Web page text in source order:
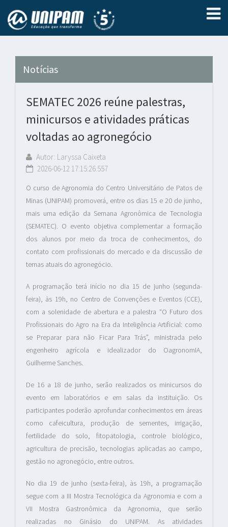
Notícias
SEMATEC 2026 reúne palestras,
minicursos e atividades práticas
voltadas ao agronegócio
Autor: Laryssa Caixeta
2026-06-12 17:15:26.557
O curso de Agronomia do Centro Universitário de Patos de
Minas (UNIPAM) promoverá, entre os dias 15 e 20 de junho,
mais uma edição da Semana Agronômica de Tecnologia
(SEMATEC). O evento objetiva complementar a formação
dos alunos por meio da troca de conhecimentos, do
contato com profissionais do mercado e da discussão de
temas atuais do agronegócio.
A programação terá início no dia 15 de junho (segunda-
feira), às 19h, no Centro de Convenções e Eventos (CCE),
com a solenidade de abertura e a palestra “O Futuro dos
Profissionais do Agro na Era da Inteligência Artificial: como
se Preparar para não Ficar Para Trás”, ministrada pelo
engenheiro agrícola e idealizador do OagronomIA,
Guilherme Sanches.
De 16 a 18 de junho, serão realizados os minicursos do
evento em laboratórios e em salas da instituição. Os
participantes poderão aprofundar conhecimentos em áreas
como cafeicultura, produção de sementes, irrigação,
fertilidade do solo, fitopatologia, controle biológico,
agricultura de precisão, tecnologias aplicadas ao campo,
gestão no agronegócio, entre outros.
No dia 19 de junho (sexta-feira), às 19h, a programação
segue com a III Mostra Tecnológica da Agronomia e com a
VII Mostra Gastronômica da Agronomia, que serão
realizadas no Ginásio do UNIPAM. As atividades